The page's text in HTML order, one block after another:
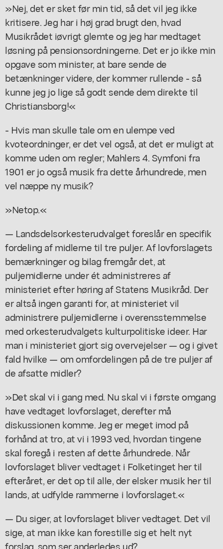
»Nej, det er sket før min tid, så det vil jeg ikke
kritisere. Jeg har i høj grad brugt den, hvad
Musikrådet iøvrigt glemte og jeg har medtaget
løsning på pensionsordningerne. Det er jo ikke min
opgave som minister, at bare sende de
betænkninger videre, der kommer rullende - så
kunne jeg jo lige så godt sende dem direkte til
Christiansborg!«
- Hvis man skulle tale om en ulempe ved
kvoteordninger, er det vel også, at det er muligt at
komme uden om regler; Mahlers 4. Symfoni fra
1901 er jo også musik fra dette århundrede, men
vel næppe ny musik?
»Netop.«
— Landsdelsorkesterudvalget foreslår en specifik
fordeling af midlerne til tre puljer. Af lovforslagets
bemærkninger og bilag fremgår det, at
puljemidlerne under ét administreres af
ministeriet efter høring af Statens Musikråd. Der
er altså ingen garanti for, at ministeriet vil
administrere puljemidlerne i overensstemmelse
med orkesterudvalgets kulturpolitiske ideer. Har
man i ministeriet gjort sig overvejelser — og i givet
fald hvilke — om omfordelingen på de tre puljer af
de afsatte midler?
»Det skal vi i gang med. Nu skal vi i første omgang
have vedtaget lovforslaget, derefter må
diskussionen komme. Jeg er meget imod på
forhånd at tro, at vi i 1993 ved, hvordan tingene
skal foregå i resten af dette århundrede. Når
lovforslaget bliver vedtaget i Folketinget her til
efteråret, er det op til alle, der elsker musik her til
lands, at udfylde rammerne i lovforslaget.«
— Du siger, at lovforslaget bliver vedtaget. Det vil
sige, at man ikke kan forestille sig et helt nyt
forslag, som ser anderledes ud?